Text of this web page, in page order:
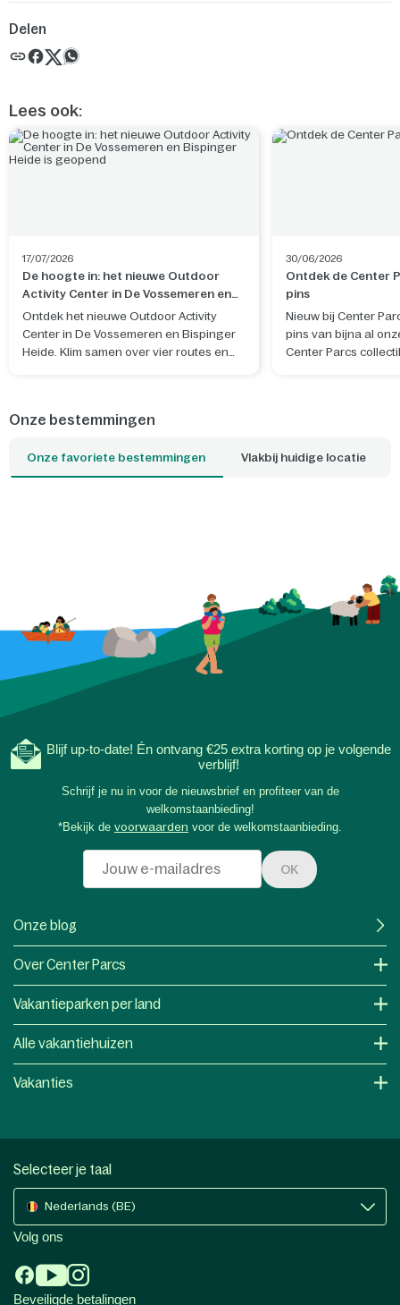
Delen
Lees ook:
17/07/2026
De hoogte in: het nieuwe Outdoor
Activity Center in De Vossemeren en
Bispinger Heide is geopend
Ontdek het nieuwe Outdoor Activity
Center in De Vossemeren en Bispinger
Heide. Klim samen over vier routes en
30/06/2026
Ontdek de Center
pins
Nieuw bij Center
pins van bijna al
Center Parcs
Onze bestemmingen
Onze favoriete bestemmingen Vlakbij huidige locatie
Blijf up-to-date! Én ontvang €25 extra korting op je volgende
verblijf!
Schrijf je nu in voor de nieuwsbrief en profiteer van de
welkomstaanbieding!
*Bekijk de voorwaarden voor de welkomstaanbieding.
OK
Onze blog
Over Center Parcs
Vakantieparken per land
Alle vakantiehuizen
Vakanties
Selecteer je taal
Nederlands (BE)
Volg ons
Beveiligde betalingen